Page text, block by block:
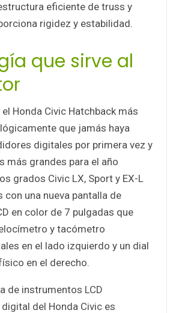
eficiente de truss y
rigidez y estabilidad.
que sirve al
Honda Civic Hatchback más
que jamás haya
digitales por primera vez y
más grandes para el año
grados Civic LX, Sport y EX-L
con una nueva pantalla de
en color de 7 pulgadas que
y tacómetro
en el lado izquierdo y un dial
en el derecho.
de instrumentos LCD
del Honda Civic es